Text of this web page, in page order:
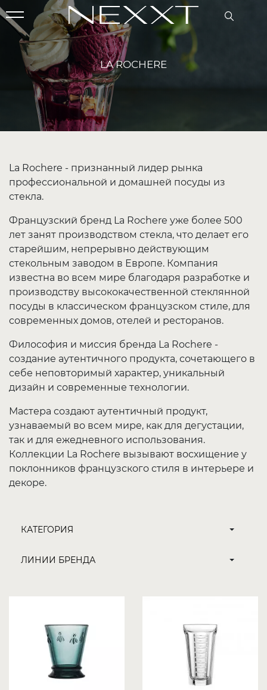
LA ROCHERE
La Rochere - признанный лидер рынка
профессиональной и домашней посуды из
стекла.
Французский бренд La Rochere уже более 500
лет занят производством стекла, что делает его
старейшим, непрерывно действующим
стекольным заводом в Европе. Компания
известна во всем мире благодаря разработке и
производству высококачественной стеклянной
посуды в классическом французском стиле, для
современных домов, отелей и ресторанов.
Философия и миссия бренда La Rochere -
создание аутентичного продукта, сочетающего в
себе неповторимый характер, уникальный
дизайн и современные технологии.
Мастера создают аутентичный продукт,
узнаваемый во всем мире, как для дегустации,
так и для ежедневного использования.
Коллекции La Rochere вызывают восхищение у
поклонников французского стиля в интерьере и
декоре.